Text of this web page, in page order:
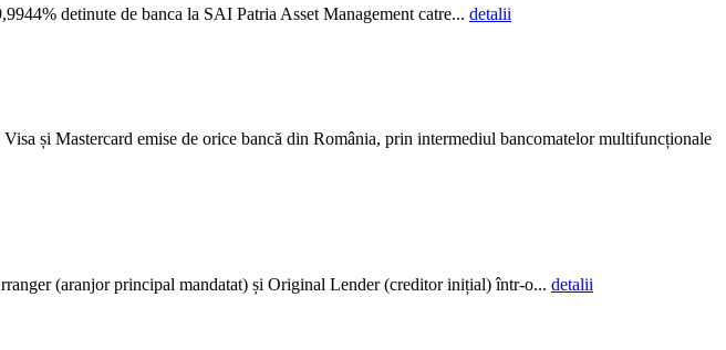
detinute de banca la SAI Patria Asset Management catre... detalii
și Mastercard emise de orice bancă din România, prin intermediul bancomatelor multifuncționale
(aranjor principal mandatat) și Original Lender (creditor inițial) într-o... detalii